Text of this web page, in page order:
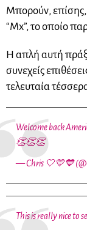
Μπορούν, επίσης,
“Mx”, το οποίο
Η απλή αυτή
συνεχείς
τελευταία
Welcome back
👏👏👏
— Chris 🤍💛💙
This is really nice to